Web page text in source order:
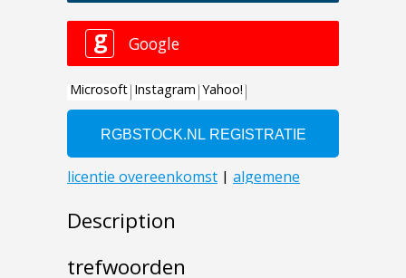
Description
trefwoorden